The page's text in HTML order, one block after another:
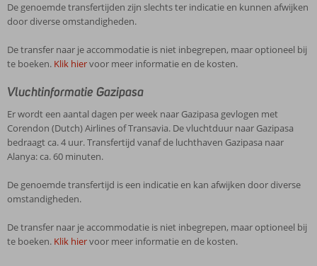
De genoemde transfertijden zijn slechts ter indicatie en kunnen afwijken
door diverse omstandigheden.
De transfer naar je accommodatie is niet inbegrepen, maar optioneel bij
te boeken. Klik hiervoor meer informatie en de kosten.
Vluchtinformatie Gazipasa
Er wordt een aantal dagen per week naar Gazipasa gevlogen met
Corendon (Dutch) Airlines of Transavia. De vluchtduur naar Gazipasa
bedraagt ca. 4 uur. Transfertijd vanaf de luchthaven Gazipasa naar
Alanya: ca. 60 minuten.
De genoemde transfertijd is een indicatie en kan afwijken door diverse
omstandigheden.
De transfer naar je accommodatie is niet inbegrepen, maar optioneel bij
te boeken. Klik hiervoor meer informatie en de kosten.